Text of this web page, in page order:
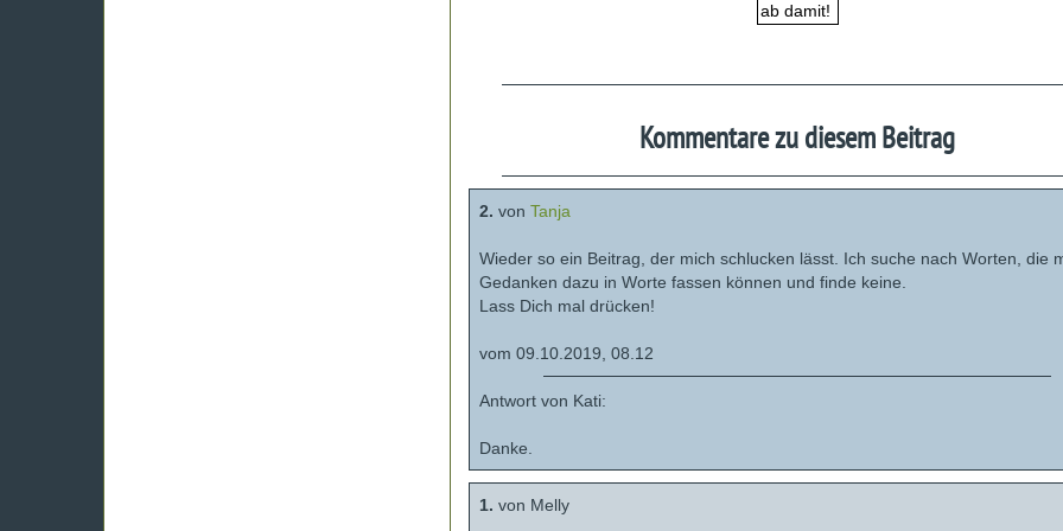
Kommentare zu diesem Beitrag
2. von Tanja
Wieder so ein Beitrag, der mich schlucken lässt. Ich suche nach Worten, die
Gedanken dazu in Worte fassen können und finde keine.
Lass Dich mal drücken!
vom 09.10.2019, 08.12
Antwort von Kati:
Danke.
1. von Melly